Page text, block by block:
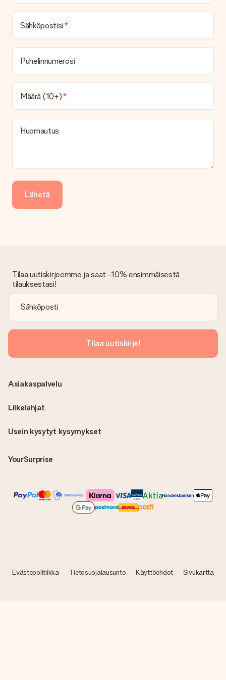
Toimitusaika löytyy lahjan tuotesivulta. Voit luottaa siihen,
että operaattorimme toimittaa lahjasi tänä päivänä.
Mitä toimitusvaihtoehtoja voin valita?
toimitusvaihtoehtoa. Halutessasi tilauksen lähetetään joko
paketti tai postilaatikon toimitus. Haluatko tietää, mikä
vaihtoehto tilauksesi kuuluu? Ota yhteyttä asiakaspalveluun.
Maksu
Kuinka voin maksaa tilaukseni?
Tarjoamme seuraavat maksutavat: iDeal, Paypal, luottokortti,
Saapunut lahja
Entä jos lahja ei ole täysin mieleeni?
Olemme syvästi pahoillamme, että lahjasi ei ole sinun mielesi
Tämä tarkoittaa sitä, että lahja toimitetaan suoraan
vastaanottajalle, mikä tekee siitä todellisen yllätyksen!
Sähköpostisi
Puhelinnumerosi
Määrä (10+)
Huomautus
Lähetä
Tilaa uutiskirjeemme ja saat -10% ensimmäisestä
tilauksestasi!
Tilaa uutiskirje!
Usein kysytyt kysymykset
YourSurprise
Asiakaspalvelu
Liikelahjat
Evästepolitiikka Tietosuojalausunto Käyttöehdot Sivukartta